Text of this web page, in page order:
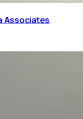
Associates